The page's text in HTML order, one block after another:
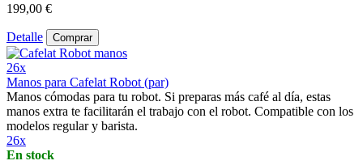
199,00 €
Detalle Comprar
26x
Manos para Cafelat Robot (par)
Manos cómodas para tu robot. Si preparas más café al día, estas
manos extra te facilitarán el trabajo con el robot. Compatible con los
modelos regular y barista.
26x
En stock